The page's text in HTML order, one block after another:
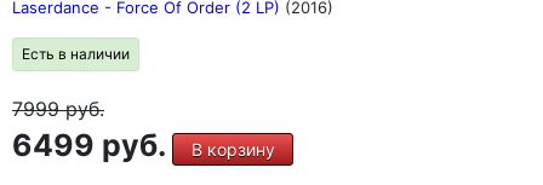
Laserdance - Force Of Order (2 LP) (2016)
Есть в наличии
7999руб.
6499 руб. В корзину